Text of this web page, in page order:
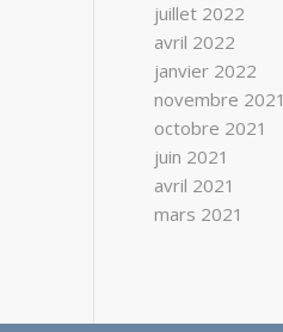
juillet 2022
avril 2022
janvier 2022
novembre 2021
octobre 2021
juin 2021
avril 2021
mars 2021